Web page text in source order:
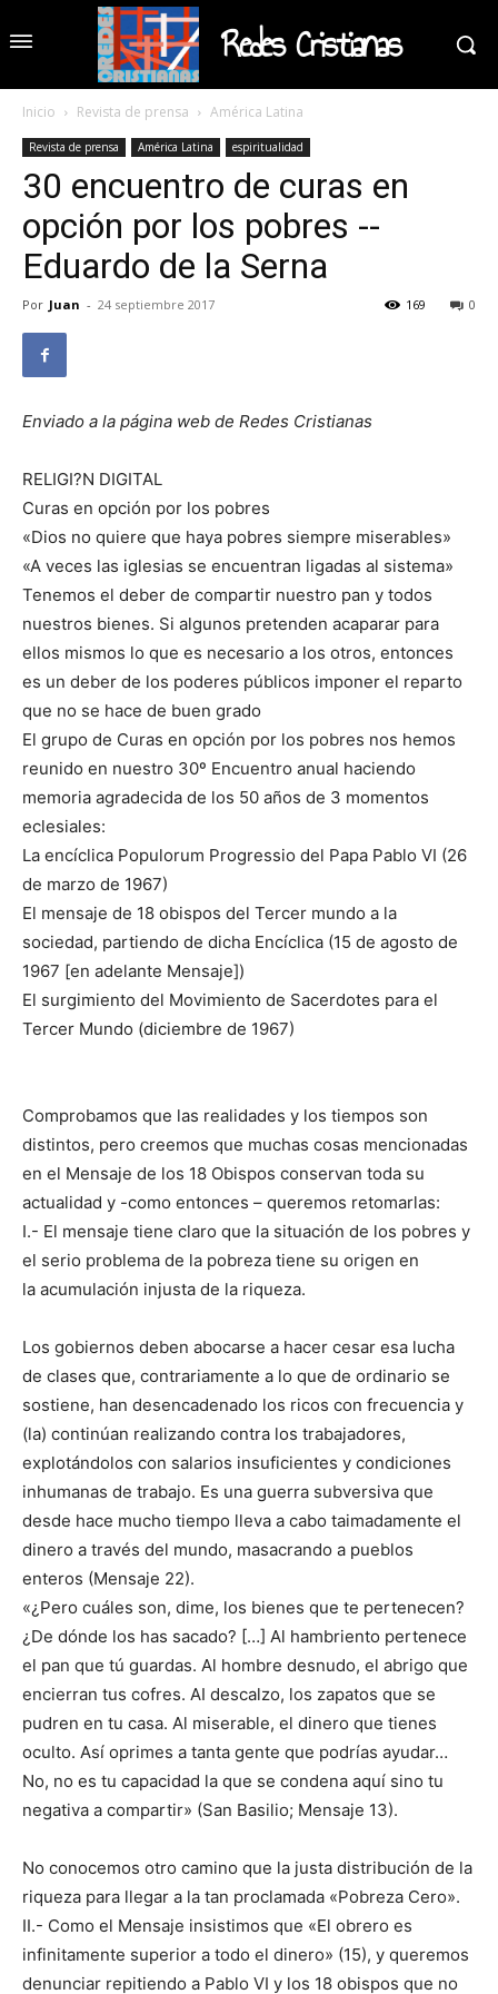
Redes Cristianas
Inicio Revista de prensa América Latina
Revista de prensa América Latina espiritualidad
30 encuentro de curas en
opción por los pobres --
Eduardo de la Serna
Por Juan - 24 septiembre 2017 0
169
Enviado a la página web de Redes Cristianas
RELIGI?N DIGITAL
Curas en opción por los pobres
«Dios no quiere que haya pobres siempre miserables»
«A veces las iglesias se encuentran ligadas al sistema»
Tenemos el deber de compartir nuestro pan y todos
nuestros bienes. Si algunos pretenden acaparar para
ellos mismos lo que es necesario a los otros, entonces
es un deber de los poderes públicos imponer el reparto
que no se hace de buen grado
El grupo de Curas en opción por los pobres nos hemos
reunido en nuestro 30º Encuentro anual haciendo
memoria agradecida de los 50 años de 3 momentos
eclesiales:
La encíclica Populorum Progressio del Papa Pablo VI (26
de marzo de 1967)
El mensaje de 18 obispos del Tercer mundo a la
sociedad, partiendo de dicha Encíclica (15 de agosto de
1967 [en adelante Mensaje])
El surgimiento del Movimiento de Sacerdotes para el
Tercer Mundo (diciembre de 1967)
Comprobamos que las realidades y los tiempos son
distintos, pero creemos que muchas cosas mencionadas
en el Mensaje de los 18 Obispos conservan toda su
actualidad y -como entonces – queremos retomarlas:
I.- El mensaje tiene claro que la situación de los pobres y
el serio problema de la pobreza tiene su origen en
la acumulación injusta de la riqueza.
Los gobiernos deben abocarse a hacer cesar esa lucha
de clases que, contrariamente a lo que de ordinario se
sostiene, han desencadenado los ricos con frecuencia y
(la) continúan realizando contra los trabajadores,
explotándolos con salarios insuficientes y condiciones
inhumanas de trabajo. Es una guerra subversiva que
desde hace mucho tiempo lleva a cabo taimadamente el
dinero a través del mundo, masacrando a pueblos
enteros (Mensaje 22).
«¿Pero cuáles son, dime, los bienes que te pertenecen?
¿De dónde los has sacado? […] Al hambriento pertenece
el pan que tú guardas. Al hombre desnudo, el abrigo que
encierran tus cofres. AI descalzo, los zapatos que se
pudren en tu casa. Al miserable, el dinero que tienes
oculto. Así oprimes a tanta gente que podrías ayudar…
No, no es tu capacidad la que se condena aquí sino tu
negativa a compartir» (San Basilio; Mensaje 13).
No conocemos otro camino que la justa distribución de la
riqueza para llegar a la tan proclamada «Pobreza Cero».
II.- Como el Mensaje insistimos que «El obrero es
infinitamente superior a todo el dinero» (15), y queremos
denunciar repitiendo a Pablo VI y los 18 obispos que no